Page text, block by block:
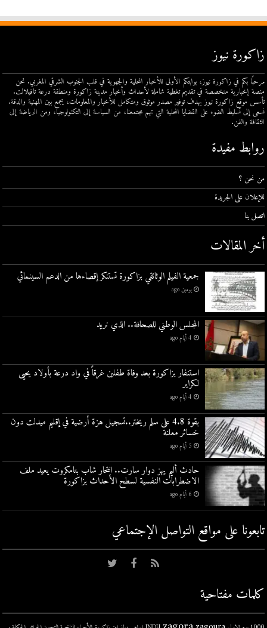
زاكورة نيوز
مرحبًا بكم في زاكورة نيوز، بوابتكم الأولى للأخبار المحلية والجهوية في قلب الجنوب الشرقي المغربي. نحن
منصة إخبارية متخصصة في تقديم تغطية شاملة لأحداث وأخبار مدينة زاكورة ومنطقة درعة تافيلالت.
تأسس موقع زاكورة نيوز بهدف توفير مصدر موثوق ومتكامل للأخبار والمعلومات، يجمع بين المهنية والدقة.
نسعى إلى تسليط الضوء على القضايا المحلية التي تهم مجتمعنا، من السياسة إلى التكنولوجيا، ومن الرياضة إلى
الثقافة والفن.
روابط مفيدة
من نحن ؟
للإعلان على الجريدة
اتصل بنا
أخر المقالات
جمعية الفيلم الوثائقي بزاكورة تستنكر إقصاءها من الدعم السينمائي
يومين ago
المجلس الوطني للصحافة.. الذي نريد
4 أيام ago
استنفار بزاكورة بعد وفاة طفلين غرقاً في واد درعة بأولاد يحيى
لكراير
4 أيام ago
بقوة 4.8 على سلم ريختر..تسجيل هزة أرضية في إقليم ميدلت دون
خسائر معلنة
5 أيام ago
حادث أليم يهز دوار سارت.. انتحار شاب بتامكروت يعيد ملف
الاضطرابات النفسية لسطح الأحداث بزاكورة
6 أيام ago
تابعونا على مواقع التواصل اﻹجتماعي
كلمات مفتاحية